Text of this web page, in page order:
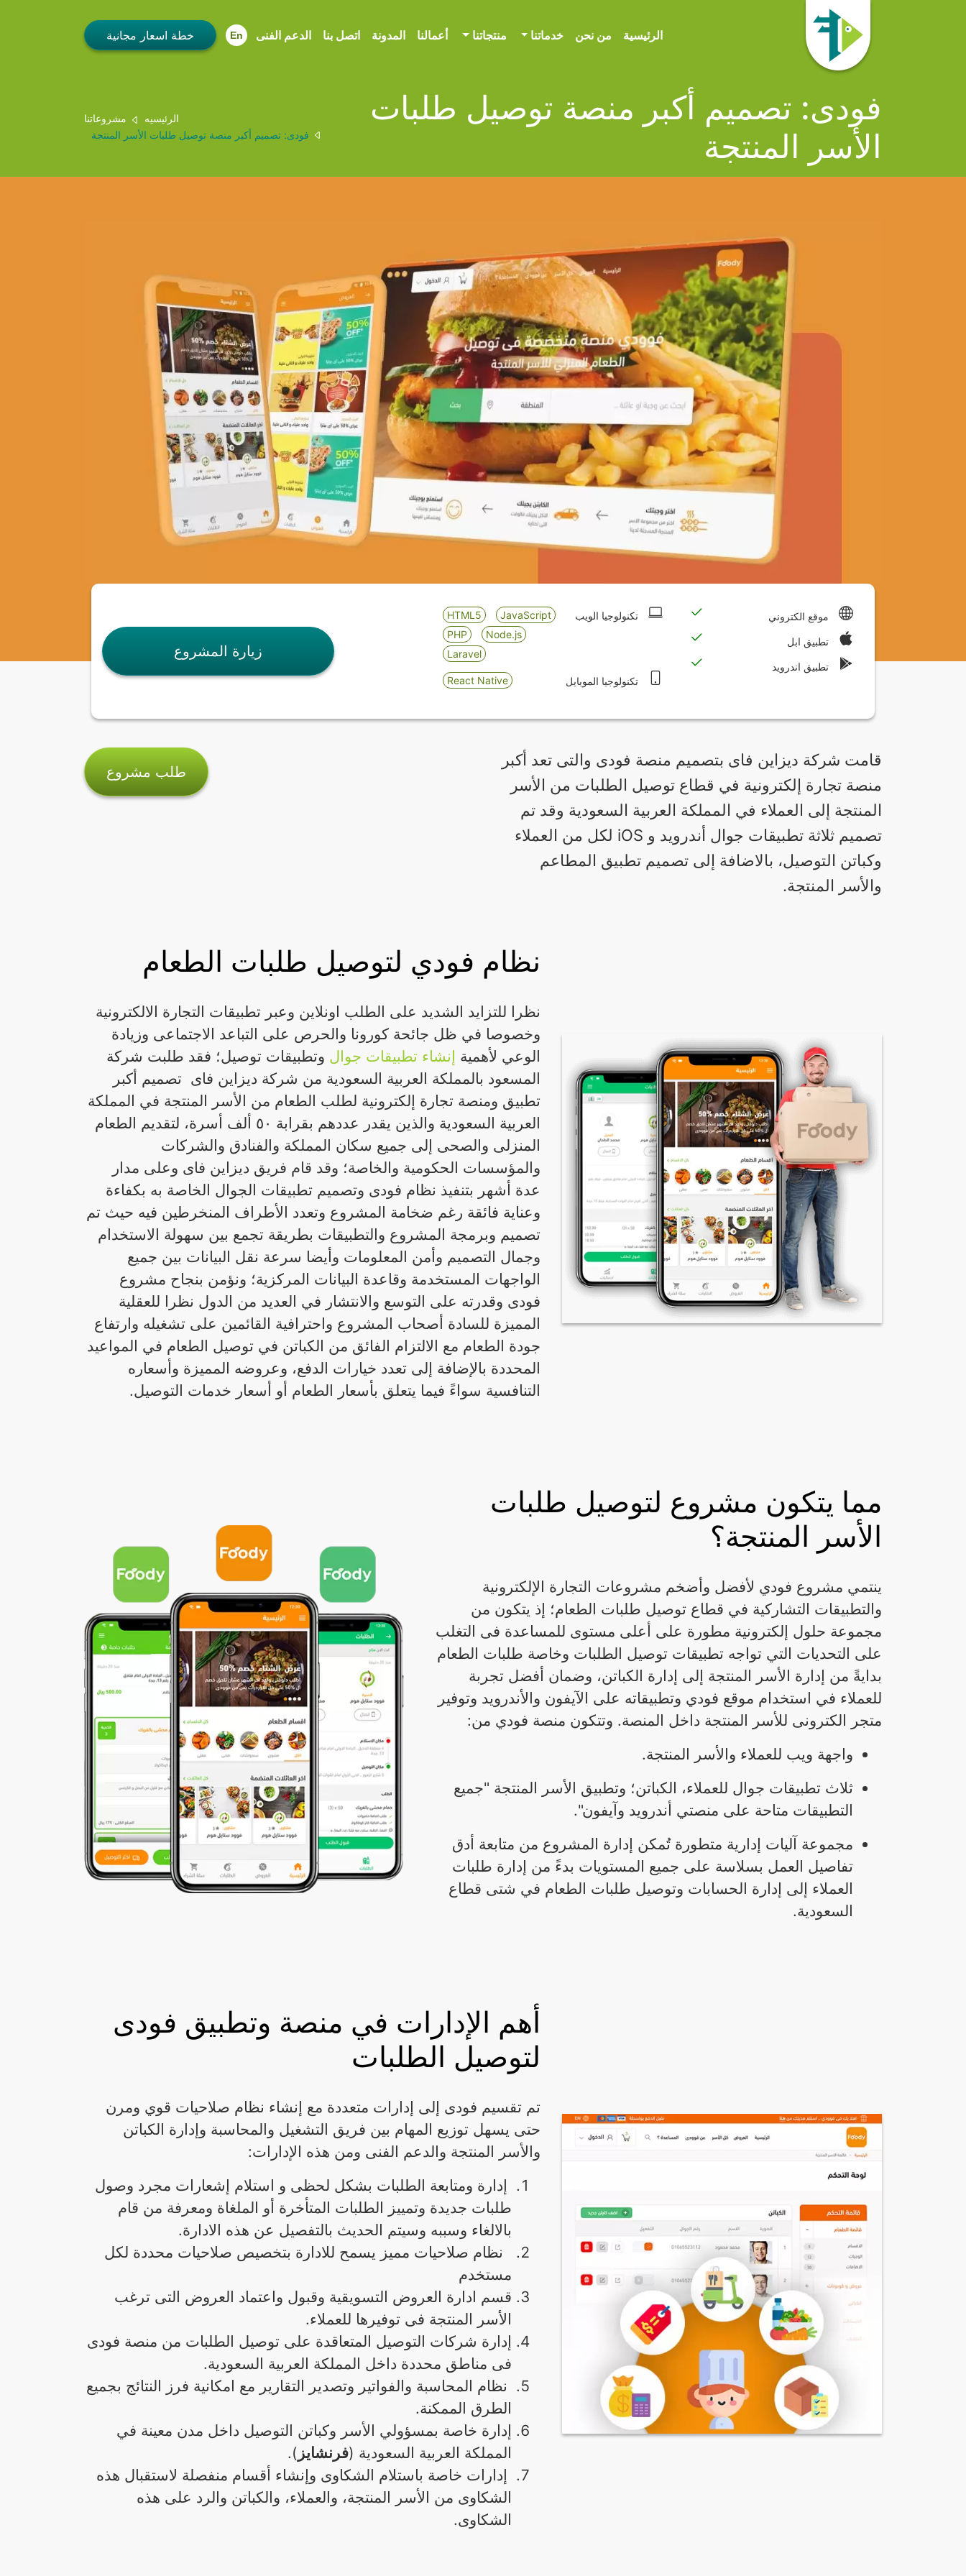
الرئيسية من نحن خدماتنا منتجاتنا أعمالنا المدونة اتصل بنا الدعم الفنى En
فودى: تصميم أكبر منصة توصيل طلبات
الأسر المنتجة
الرئيسيه
مشروعاتنا
فودى: تصميم أكبر منصة توصيل طلبات الأسر المنتجة
موقع الكتروني
تطبيق ابل
تطبيق اندرويد
تكنولوجيا الويب JavaScript
HTML5
Node.js
PHP
Laravel
تكنولوجيا الموبايل React Native
زيارة المشروع
قامت شركة ديزاين فاى بتصميم منصة فودى والتى تعد أكبر
منصة تجارة إلكترونية في قطاع توصيل الطلبات من الأسر
المنتجة إلى العملاء في المملكة العربية السعودية وقد تم
تصميم ثلاثة تطبيقات جوال أندرويد و iOS لكل من العملاء
وكباتن التوصيل، بالاضافة إلى تصميم تطبيق المطاعم
والأسر المنتجة.
طلب مشروع
نظام فودي لتوصيل طلبات الطعام
نظرا للتزايد الشديد على الطلب اونلاين وعبر تطبيقات التجارة الالكترونية
وخصوصا في ظل جائحة كورونا والحرص على التباعد الاجتماعى وزيادة
الوعي لأهمية إنشاء تطبيقات جوال وتطبيقات توصيل؛ فقد طلبت شركة
المسعود بالمملكة العربية السعودية من شركة ديزاين فاى تصميم أكبر
تطبيق ومنصة تجارة إلكترونية لطلب الطعام من الأسر المنتجة في المملكة
العربية السعودية والذين يقدر عددهم بقرابة ٥٠ ألف أسرة، لتقديم الطعام
المنزلى والصحى إلى جميع سكان المملكة والفنادق والشركات
والمؤسسات الحكومية والخاصة؛ وقد قام فريق ديزاين فاى وعلى مدار
عدة أشهر بتنفيذ نظام فودى وتصميم تطبيقات الجوال الخاصة به بكفاءة
وعناية فائقة رغم ضخامة المشروع وتعدد الأطراف المنخرطين فيه حيث تم
تصميم وبرمجة المشروع والتطبيقات بطريقة تجمع بين سهولة الاستخدام
وجمال التصميم وأمن المعلومات وأيضا سرعة نقل البيانات بين جميع
الواجهات المستخدمة وقاعدة البيانات المركزية؛ ونؤمن بنجاح مشروع
فودى وقدرته على التوسع والانتشار في العديد من الدول نظرا للعقلية
المميزة للسادة أصحاب المشروع واحترافية القائمين على تشغيله وارتفاع
جودة الطعام مع الالتزام الفائق من الكباتن في توصيل الطعام في المواعيد
المحددة بالإضافة إلى تعدد خيارات الدفع، وعروضه المميزة وأسعاره
التنافسية سواءً فيما يتعلق بأسعار الطعام أو أسعار خدمات التوصيل.
مما يتكون مشروع لتوصيل طلبات
الأسر المنتجة؟
ينتمي مشروع فودي لأفضل وأضخم مشروعات التجارة الإلكترونية
والتطبيقات التشاركية في قطاع توصيل طلبات الطعام؛ إذ يتكون من
مجموعة حلول إلكترونية مطورة على أعلى مستوى للمساعدة فى التغلب
على التحديات التي تواجه تطبيقات توصيل الطلبات وخاصة طلبات الطعام
بدايةً من إدارة الأسر المنتجة إلى إدارة الكباتن، وضمان أفضل تجربة
للعملاء في استخدام موقع فودي وتطبيقاته على الآيفون والأندرويد وتوفير
متجر الكترونى للأسر المنتجة داخل المنصة. وتتكون منصة فودي من:
واجهة ويب للعملاء والأسر المنتجة.
ثلاث تطبيقات جوال للعملاء، الكباتن؛ وتطبيق الأسر المنتجة "جميع
التطبيقات متاحة على منصتي أندرويد وآيفون".
مجموعة آليات إدارية متطورة تُمكن إدارة المشروع من متابعة أدق
تفاصيل العمل بسلاسة على جميع المستويات بدءً من إدارة طلبات
العملاء إلى إدارة الحسابات وتوصيل طلبات الطعام في شتى قطاع
السعودية.
أهم الإدارات في منصة وتطبيق فودى
لتوصيل الطلبات
تم تقسيم فودى إلى إدارات متعددة مع إنشاء نظام صلاحيات قوي ومرن
حتى يسهل توزيع المهام بين فريق التشغيل والمحاسبة وإدارة الكباتن
والأسر المنتجة والدعم الفنى ومن هذه الإدارات:
إدارة ومتابعة الطلبات بشكل لحظى و استلام إشعارات مجرد وصول
طلبات جديدة وتمييز الطلبات المتأخرة أو الملغاة ومعرفة من قام
بالالغاء وسببه وسيتم الحديث بالتفصيل عن هذه الادارة.
نظام صلاحيات مميز يسمح للادارة بتخصيص صلاحيات محددة لكل
مستخدم
قسم ادارة العروض التسويقية وقبول واعتماد العروض التى ترغب
الأسر المنتجة فى توفيرها للعملاء.
إدارة شركات التوصيل المتعاقدة على توصيل الطلبات من منصة فودى
فى مناطق محددة داخل المملكة العربية السعودية.
نظام المحاسبة والفواتير وتصدير التقارير مع امكانية فرز النتائج بجميع
الطرق الممكنة.
إدارة خاصة بمسؤولي الأسر وكباتن التوصيل داخل مدن معينة في
المملكة العربية السعودية (فرنشايز ).
إدارات خاصة باستلام الشكاوى وإنشاء أقسام منفصلة لاستقبال هذه
الشكاوى من الأسر المنتجة، والعملاء، والكباتن والرد على هذه
الشكاوى.